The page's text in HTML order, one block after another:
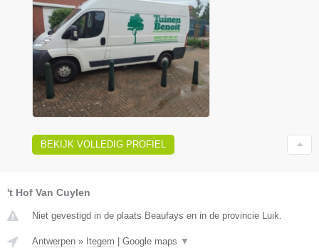
BEKIJK VOLLEDIG PROFIEL
't Hof Van Cuylen
Niet gevestigd in de plaats Beaufays en in de provincie Luik.
Antwerpen » Itegem Google maps ▼